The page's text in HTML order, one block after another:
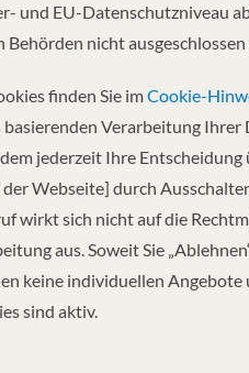
60 guests in 30 spacious
to observe life along the Nile.
ambience that imbues all five
und EU-Datenschutzniveau
nicht
finden Sie imCookie-
Verarbeitung Ihrer
jederzeit Ihre
Webseite] durch
wirkt sich nicht auf die
aus. Soweit Sie
keine individuellen
sind aktiv.